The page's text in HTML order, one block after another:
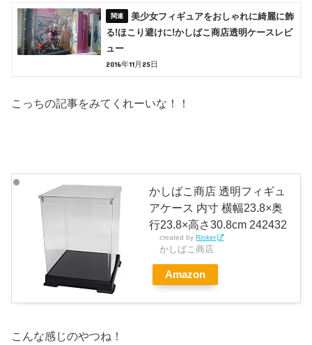
美少女フィギュアをおしゃれに綺麗に飾
る!ほこり避けに!かしばこ商店透明ケースレビ
ュー
2016年11月25日
こっちの記事をみてくれーいな！！
かしばこ商店 透明フィギュ
アケース 内寸 横幅23.8×奥
行23.8×高さ30.8cm 242432
created byRinker
かしばこ商店
Amazon
こんな感じのやつね！